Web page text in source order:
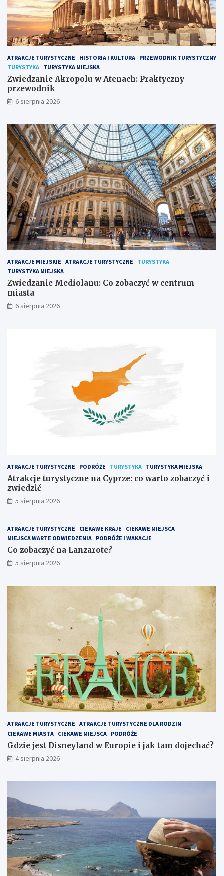
ATRAKCJE TURYSTYCZNE HISTORIA I KULTURA PRZEWODNIK TURYSTYCZNY
TURYSTYKA TURYSTYKA MIEJSKA
Zwiedzanie Akropolu w Atenach: Praktyczny
przewodnik
6 sierpnia 2026
ATRAKCJE MIEJSKIE ATRAKCJE TURYSTYCZNE
TURYSTYKA
TURYSTYKA MIEJSKA
Zwiedzanie Mediolanu: Co zobaczyć w centrum
miasta
6 sierpnia 2026
ATRAKCJE TURYSTYCZNE PODRÓŻE TURYSTYKA TURYSTYKA MIEJSKA
Atrakcje turystyczne na Cyprze: co warto zobaczyć i
zwiedzić
5 sierpnia 2026
ATRAKCJE TURYSTYCZNE CIEKAWE KRAJE
CIEKAWE MIEJSCA
MIEJSCA WARTE ODWIEDZENIA PODRÓŻE I WAKACJE
Co zobaczyć na Lanzarote?
5 sierpnia 2026
ATRAKCJE TURYSTYCZNE ATRAKCJE TURYSTYCZNE DLA RODZIN
CIEKAWE MIASTA CIEKAWE MIEJSCA PODRÓŻE
Gdzie jest Disneyland w Europie i jak tam dojechać?
4 sierpnia 2026